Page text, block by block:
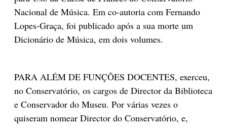
Nacional de Música. Em co-autoria com Fernando
Lopes-Graça, foi publicado após a sua morte um
Dicionário de Música, em dois volumes.
PARA ALÉM DE FUNÇÕES DOCENTES, exerceu,
no Conservatório, os cargos de Director da Biblioteca
e Conservador do Museu. Por várias vezes o
quiseram nomear Director do Conservatório, e,